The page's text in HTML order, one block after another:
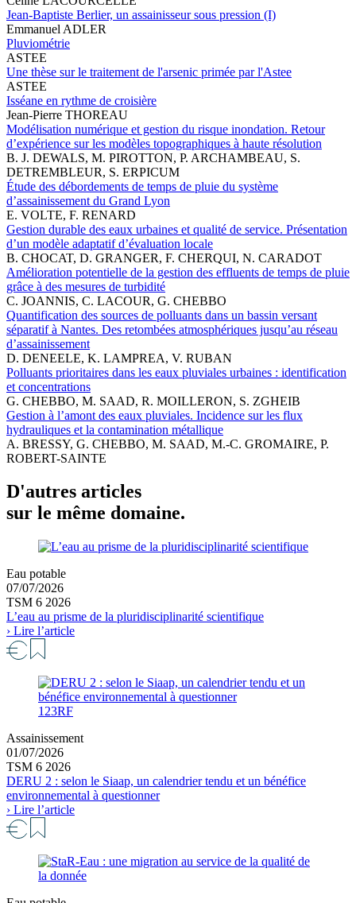
Jean-Baptiste Berlier, un assainisseur sous pression (I)
Emmanuel ADLER
Pluviométrie
ASTEE
Une thèse sur le traitement de l'arsenic primée par l'Astee
ASTEE
Isséane en rythme de croisière
Jean-Pierre THOREAU
Modélisation numérique et gestion du risque inondation. Retour
d’expérience sur les modèles topographiques à haute résolution
B. J. DEWALS, M. PIROTTON, P. ARCHAMBEAU, S.
DETREMBLEUR, S. ERPICUM
Étude des débordements de temps de pluie du système
d’assainissement du Grand Lyon
E. VOLTE, F. RENARD
Gestion durable des eaux urbaines et qualité de service. Présentation
d’un modèle adaptatif d’évaluation locale
B. CHOCAT, D. GRANGER, F. CHERQUI, N. CARADOT
Amélioration potentielle de la gestion des effluents de temps de pluie
grâce à des mesures de turbidité
C. JOANNIS, C. LACOUR, G. CHEBBO
Quantification des sources de polluants dans un bassin versant
séparatif à Nantes. Des retombées atmosphériques jusqu’au réseau
d’assainissement
D. DENEELE, K. LAMPREA, V. RUBAN
Polluants prioritaires dans les eaux pluviales urbaines : identification
et concentrations
G. CHEBBO, M. SAAD, R. MOILLERON, S. ZGHEIB
Gestion à l’amont des eaux pluviales. Incidence sur les flux
hydrauliques et la contamination métallique
A. BRESSY, G. CHEBBO, M. SAAD, M.-C. GROMAIRE, P.
ROBERT-SAINTE
D'autres articles
sur le même domaine.
Eau potable
07/07/2026
TSM 6 2026
L’eau au prisme de la pluridisciplinarité scientifique
› Lire l’article
123RF
Assainissement
01/07/2026
TSM 6 2026
DERU 2 : selon le Siaap, un calendrier tendu et un bénéfice
environnemental à questionner
› Lire l’article